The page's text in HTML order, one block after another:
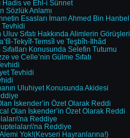
Hadis ve Ehl-i Sünnet
Sözlük Anlamı
Esasları İmam Ahmed Bin Hanbel
Tevhidi
Uluv Sıfatı Hakkında Alimlerin Görüşleri
Tekyîf-Temsîl ve Teşbîh-İlhâd
Sıfatları Konusunda Selefin Tutumu
ve Celle’nin Gülme Sıfatı
Tevhidi
Uluhiyet Konusunda Akidesi
İskender’in Özet Olarak Reddi
Olan İskender’in Özet Olarak Reddi
Reddiye
Reddiye
Yok!(Kevseri Hayranlarına!)